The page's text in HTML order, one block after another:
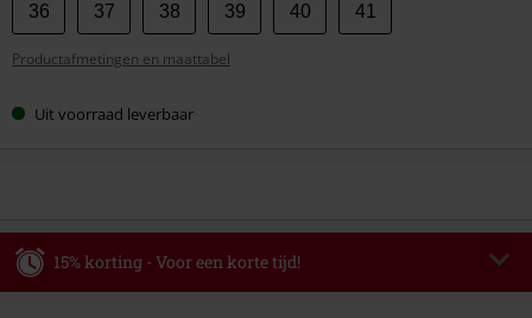
je
maat
36 37 38 39 40 41
Productafmetingen en maattabel
Uit voorraad leverbaar
15% korting - Voor een korte tijd!